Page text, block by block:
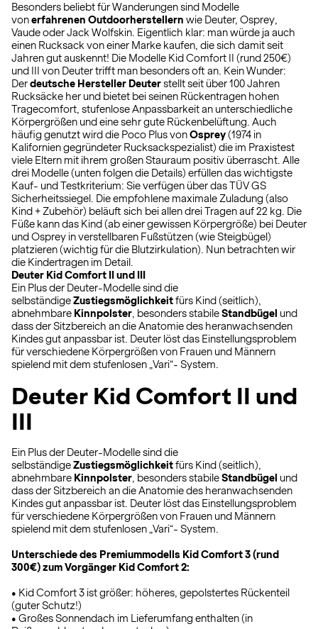
Besonders beliebt für Wanderungen sind Modelle
vonerfahrenen Outdoorherstellern wie Deuter, Osprey,
Vaude oder Jack Wolfskin. Eigentlich klar: man würde ja auch
einen Rucksack von einer Marke kaufen, die sich damit seit
Jahren gut auskennt! Die Modelle Kid Comfort II (rund 250€)
und III von Deuter trifft man besonders oft an. Kein Wunder:
Derdeutsche Hersteller Deuterstellt seit über 100 Jahren
Rucksäcke her und bietet bei seinen Rückentragen hohen
Tragecomfort, stufenlose Anpassbarkeit an unterschiedliche
Körpergrößen und eine sehr gute Rückenbelüftung. Auch
häufig genutzt wird die Poco Plus vonOsprey(1974 in
Kalifornien gegründeter Rucksackspezialist) die im Praxistest
viele Eltern mit ihrem großen Stauraum positiv überrascht. Alle
drei Modelle (unten folgen die Details) erfüllen das wichtigste
Kauf- und Testkriterium: Sie verfügen über das TÜV GS
Sicherheitssiegel. Die empfohlene maximale Zuladung (also
Kind + Zubehör) beläuft sich bei allen drei Tragen auf 22 kg. Die
Füße kann das Kind (ab einer gewissen Körpergröße) bei Deuter
und Osprey in verstellbaren Fußstützen (wie Steigbügel)
platzieren (wichtig für die Blutzirkulation). Nun betrachten wir
die Kindertragen im Detail.
Deuter Kid Comfort II und III
Ein Plus der Deuter-Modelle sind die
selbständigeZustiegsmöglichkeitfürs Kind (seitlich),
abnehmbare Kinnpolster , besonders stabileStandbügel und
dass der Sitzbereich an die Anatomie des heranwachsenden
Kindes gut anpassbar ist. Deuter löst das Einstellungsproblem
für verschiedene Körpergrößen von Frauen und Männern
spielend mit dem stufenlosen „Vari“- System.
Deuter Kid Comfort II und
III
Ein Plus der Deuter-Modelle sind die
selbständigeZustiegsmöglichkeitfürs Kind (seitlich),
abnehmbare Kinnpolster , besonders stabileStandbügel und
dass der Sitzbereich an die Anatomie des heranwachsenden
Kindes gut anpassbar ist. Deuter löst das Einstellungsproblem
für verschiedene Körpergrößen von Frauen und Männern
spielend mit dem stufenlosen „Vari“- System.
Unterschiede des Premiummodells Kid Comfort 3 (rund
300€) zum Vorgänger Kid Comfort 2:
• Kid Comfort 3 ist größer: höheres, gepolstertes Rückenteil
(guter Schutz!)
• Großes Sonnendach im Lieferumfang enthalten (in